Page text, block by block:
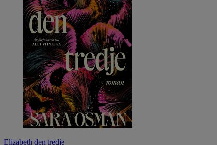
Elizabeth den tredje